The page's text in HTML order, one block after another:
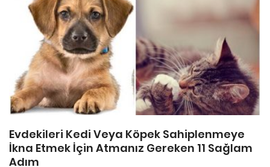
Evdekileri Kedi Veya Köpek Sahiplenmeye
İkna Etmek İçin Atmanız Gereken 11 Sağlam
Adım